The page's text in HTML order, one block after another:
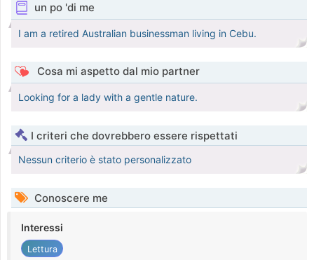
un po 'di me
I am a retired Australian businessman living in Cebu.
Cosa mi aspetto dal mio partner
Looking for a lady with a gentle nature.
I criteri che dovrebbero essere rispettati
Nessun criterio è stato personalizzato
Conoscere me
Interessi
Lettura